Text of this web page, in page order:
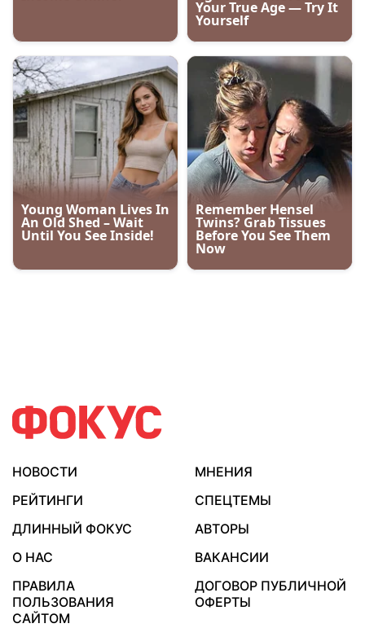
НОВОСТИ
МНЕНИЯ
РЕЙТИНГИ
СПЕЦТЕМЫ
ДЛИННЫЙ ФОКУС
АВТОРЫ
О НАС
ВАКАНСИИ
ПРАВИЛА
ПОЛЬЗОВАНИЯ
САЙТОМ
ДОГОВОР ПУБЛИЧНОЙ
ОФЕРТЫ